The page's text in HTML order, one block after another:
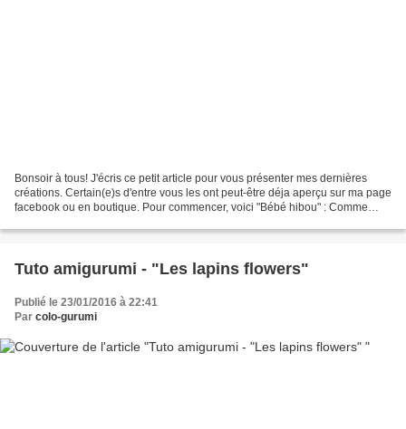
Bonsoir à tous! J'écris ce petit article pour vous présenter mes dernières
créations. Certain(e)s d'entre vous les ont peut-être déja aperçu sur ma page
facebook ou en boutique. Pour commencer, voici "Bébé hibou" : Comme
Tuto amigurumi - "Les lapins flowers"
Publié le 23/01/2016 à 22:41
Par colo-gurumi